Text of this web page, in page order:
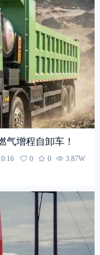
增程自卸车！
0 0
3.87W